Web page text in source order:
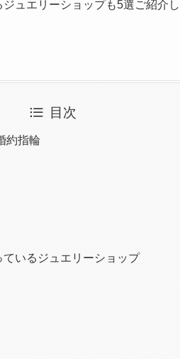
ュエリーショップも5選ご紹介
目次
約指輪
いるジュエリーショップ